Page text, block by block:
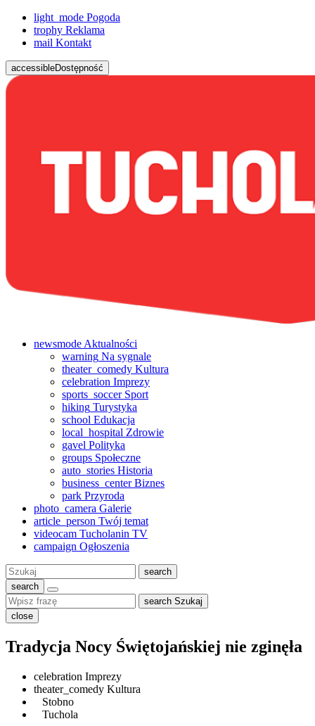
light_mode Pogoda
trophy Reklama
mail Kontakt
accessibleDostępność
newsmode Aktualności
warning Na sygnale
theater_comedy Kultura
celebration Imprezy
sports_soccerSport
hiking Turystyka
school Edukacja
local_hospital Zdrowie
gavel Polityka
groups Społeczne
auto_stories Historia
business_centerBiznes
park Przyroda
photo_camera Galerie
article_person Twój temat
videocam Tucholanin TV
campaign Ogłoszenia
Szukaj:
search
search
search Szukaj
close
Tradycja Nocy Świętojańskiej nie zginęła
celebration Imprezy
theater_comedy Kultura
Stobno
Tuchola